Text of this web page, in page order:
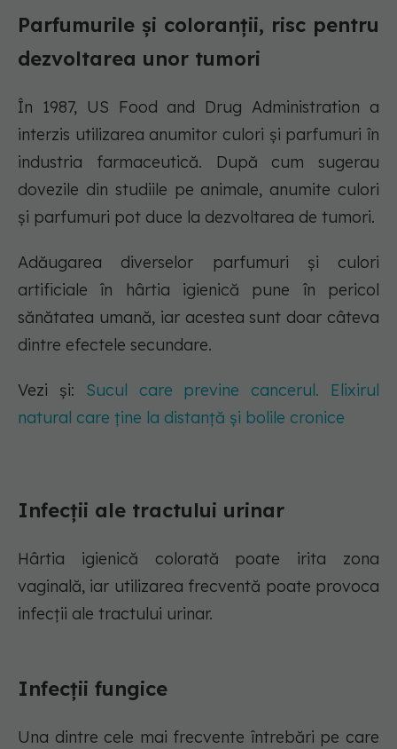
Parfumurile și coloranții, risc pentru
dezvoltarea unor tumori
În 1987, US Food and Drug Administration a
interzis utilizarea anumitor culori și parfumuri în
industria farmaceutică. După cum sugerau
dovezile din studiile pe animale, anumite culori
și parfumuri pot duce la dezvoltarea de tumori.
Adăugarea diverselor parfumuri și culori
artificiale în hârtia igienică pune în pericol
sănătatea umană, iar acestea sunt doar câteva
dintre efectele secundare.
Vezi și: Sucul care previne cancerul. Elixirul
natural care ține la distanță și bolile cronice
Infecții ale tractului urinar
Hârtia igienică colorată poate irita zona
vaginală, iar utilizarea frecventă poate provoca
infecții ale tractului urinar.
Infecții fungice
Una dintre cele mai frecvente întrebări pe care